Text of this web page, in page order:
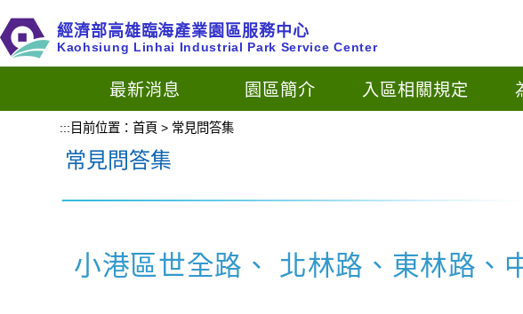
到
主
經濟部高雄臨海產業園區服務中心
Kaohsiung Linhai Industrial Park Service Center
最新消息 園區簡介 入區相關規定
::: 目前位置：首頁 > 常見問答集
常見問答集
小港區世全路、 北林路、東林路、